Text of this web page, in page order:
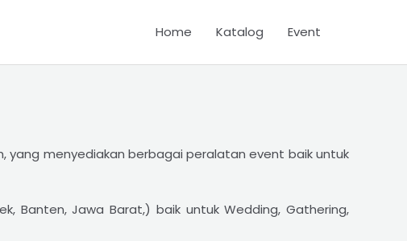
Home Katalog Event
yang menyediakan berbagai peralatan event baik untuk
Banten, Jawa Barat,) baik untuk Wedding, Gathering,